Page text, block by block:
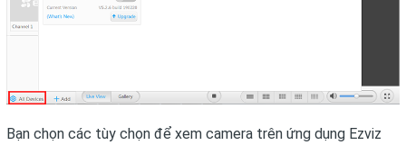
Bạn chọn các tùy chọn để xem camera trên ứng dụng Ezviz